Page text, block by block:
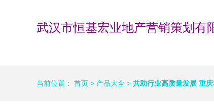
武汉市恒基宏业地产营销策划有
当前位置： 首页 > 产品大全 > 共助行业高质量发展 重